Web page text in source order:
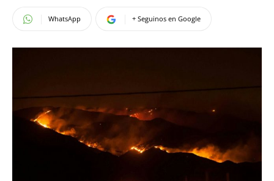
WhatsApp + Seguinos en Google